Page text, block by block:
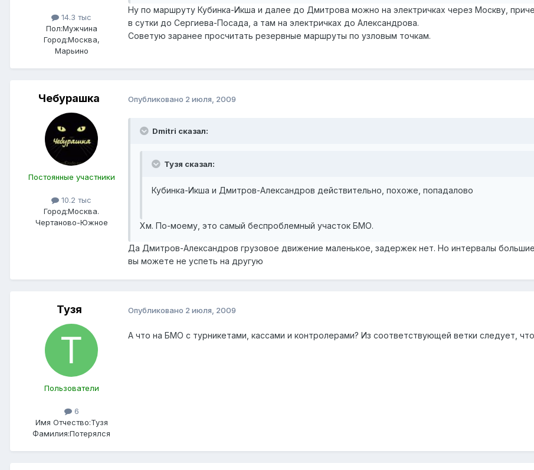
14.3 тыс
Пол:Мужчина
Город:Москва,
Марьино
Ну по маршруту Кубинка-Икша и далее до Дмитрова можно на электричках через Москву,
в сутки до Сергиева-Посада, а там на электричках до Александрова.
Советую заранее просчитать резервные маршруты по узловым точкам.
Чебурашка
Постоянные участники
10.2 тыс
Город:Москва.
Чертаново-Южное
Опубликовано 2 июля, 2009
Dmitri сказал:
Тузя сказал:
Кубинка-Икша и Дмитров-Александров действительно, похоже, попадалово
Хм. По-моему, это самый беспроблемный участок БМО.
Да Дмитров-Александров грузовое движение маленькое, задержек нет. Но интервалы
вы можете не успеть на другую
Тузя
Пользователи
6
Имя Отчество:Тузя
Фамилия:Потерялся
Опубликовано 2 июля, 2009
А что на БМО с турникетами, кассами и контролерами? Из соответствующей ветки следует,